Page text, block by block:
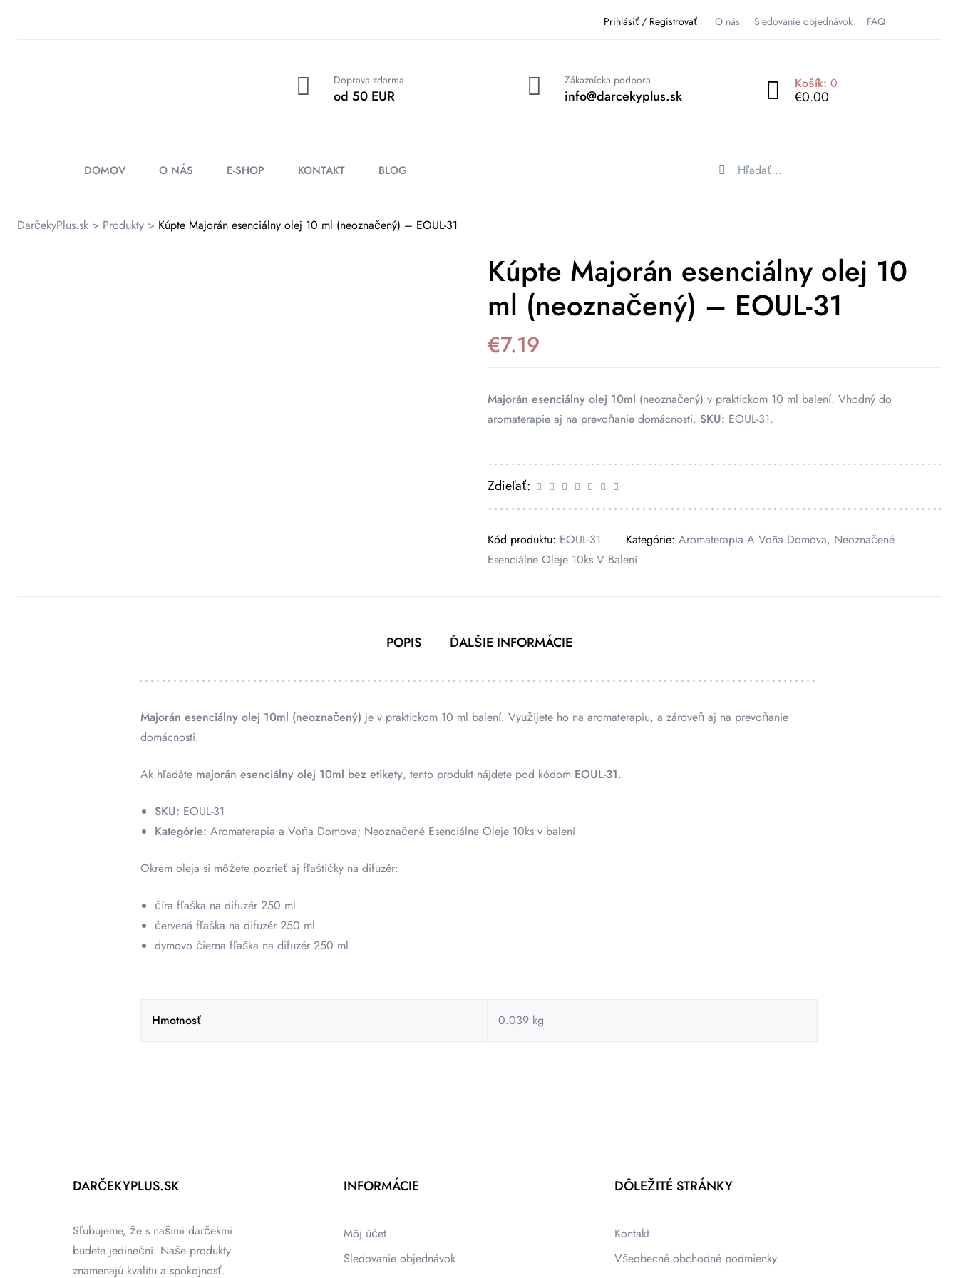
Prihlásiť / Registrovať O nás Sledovanie objednávok FAQ
Doprava zdarma
od 50 EUR
Zákaznícka podpora
info@darcekyplus.sk
Košík: 0
€0.00
DOMOV O NÁS E-SHOP KONTAKT BLOG
DarčekyPlus.sk > Produkty > Kúpte Majorán esenciálny olej 10 ml (neoznačený) – EOUL-31
Kúpte Majorán esenciálny olej 10
ml (neoznačený) – EOUL-31
€7.19
Majorán esenciálny olej 10ml (neoznačený) v praktickom 10 ml balení. Vhodný do
aromaterapie aj na prevoňanie domácnosti. SKU: EOUL-31.
Zdieľať:
Kód produktu: EOUL-31 Kategórie: Aromaterapia A Voña Domova, Neoznačené
Esenciálne Oleje 10ks V Balení
POPIS ĎALŠIE INFORMÁCIE
Majorán esenciálny olej 10ml (neoznačený) je v praktickom 10 ml balení. Využijete ho na aromaterapiu, a zároveň aj na prevoňanie
domácnosti.
Ak hľadáte majorán esenciálny olej 10ml bez etikety, tento produkt nájdete pod kódom EOUL-31.
SKU: EOUL-31
Kategórie: Aromaterapia a Voňa Domova; Neoznačené Esenciálne Oleje 10ks v balení
Okrem oleja si môžete pozrieť aj fľaštičky na difuzér:
číra fľaška na difuzér 250 ml
červená fľaška na difuzér 250 ml
dymovo čierna fľaška na difuzér 250 ml
Hmotnosť 0.039 kg
DARČEKYPLUS.SK
Sľubujeme, že s našimi darčekmi
budete jedineční. Naše produkty
znamenajú kvalitu a spokojnosť.
INFORMÁCIE
Môj účet
Sledovanie objednávok
DÔLEŽITÉ STRÁNKY
Kontakt
Všeobecné obchodné podmienky